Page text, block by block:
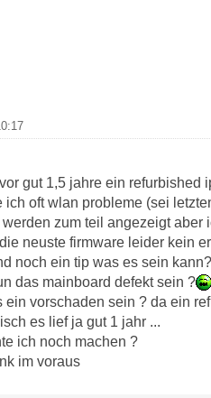
gut 1,5 jahre ein refurbished
ich oft wlan probleme (sei
zum teil angezeigt
neuste firmware leider kein
noch ein tip was es sein kann?
das mainboard defekt sein ?
ein vorschaden sein ? da ein
es lief ja gut 1 jahr ...
ich noch machen ?
im voraus